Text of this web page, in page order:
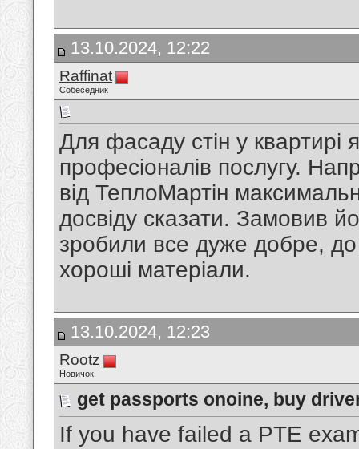
13.10.2024, 12:22
Raffinat
Собеседник
Для фасаду стін у квартирі
професіоналів послугу.
від ТеплоМартін
досвіду сказати. Замовив
зробили все дуже добре,
хороші матеріали.
13.10.2024, 12:23
Rootz
Новичок
get passports onoine, buy
If you have failed a PTE